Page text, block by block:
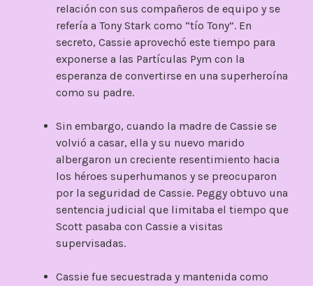
relación con sus compañeros de equipo y se
refería a Tony Stark como “tío Tony”. En
secreto, Cassie aprovechó este tiempo para
exponerse a las Partículas Pym con la
esperanza de convertirse en una superheroína
como su padre.
Sin embargo, cuando la madre de Cassie se
volvió a casar, ella y su nuevo marido
albergaron un creciente resentimiento hacia
los héroes superhumanos y se preocuparon
por la seguridad de Cassie. Peggy obtuvo una
sentencia judicial que limitaba el tiempo que
Scott pasaba con Cassie a visitas
supervisadas.
Cassie fue secuestrada y mantenida como